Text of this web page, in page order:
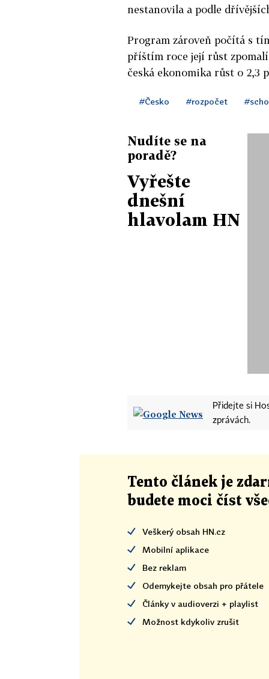
nestanovila a podle
Program zároveň počítá s
příštím roce její růst zpomalí
česká ekonomika růst o 2,3
#Česko #rozpočet
Nudíte se na
poradě?
Vyřešte
dnešní
hlavolam HN
Přidejte si
zprávách.
Tento článek je
budete moci číst
Veškerý obsah HN.cz
Mobilní aplikace
Bez reklam
Odemykejte obsah pro přátele
Články v audioverzi + playlist
Možnost kdykoliv zrušit